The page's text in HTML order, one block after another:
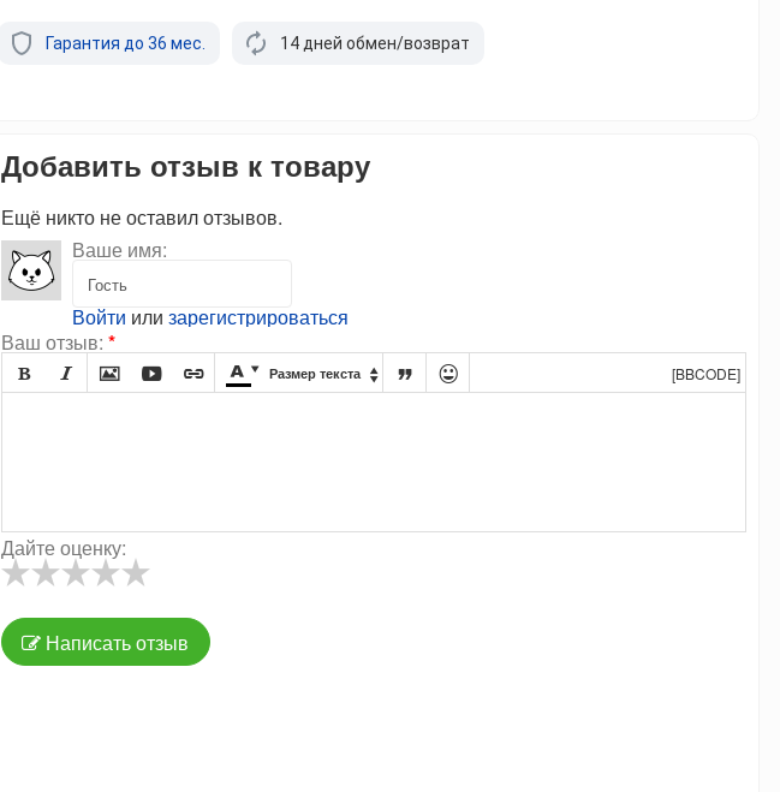
Гарантия до 36 мес. 14 дней обмен/возврат
Добавить отзыв к товару
Ещё никто не оставил отзывов.
Ваше имя:
Войти или зарегистрироваться
Ваш отзыв: *
       Размер текста    [BBCODE]
Дайте оценку:
Написать отзыв